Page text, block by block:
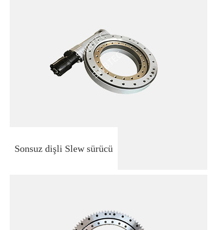
Sonsuz dişli Slew sürücü